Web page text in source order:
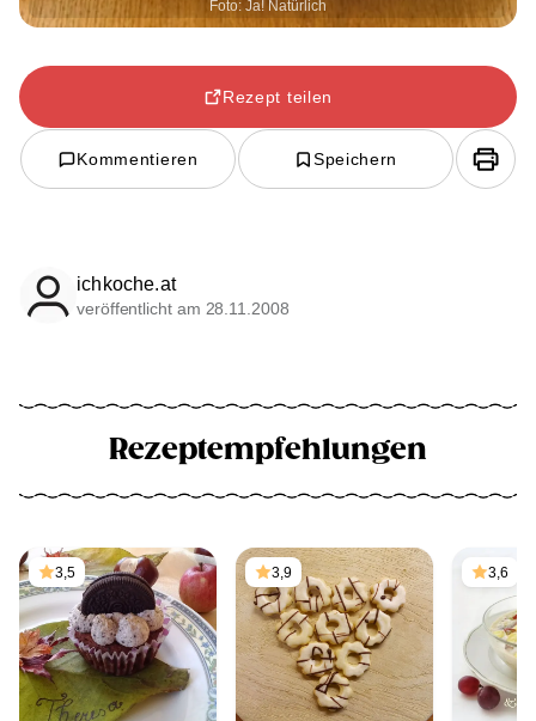
Foto: Ja! Natürlich
Rezept teilen
Kommentieren Speichern
ichkoche.at
veröffentlicht am 28.11.2008
Rezeptempfehlungen
3,5 3,9 3,6